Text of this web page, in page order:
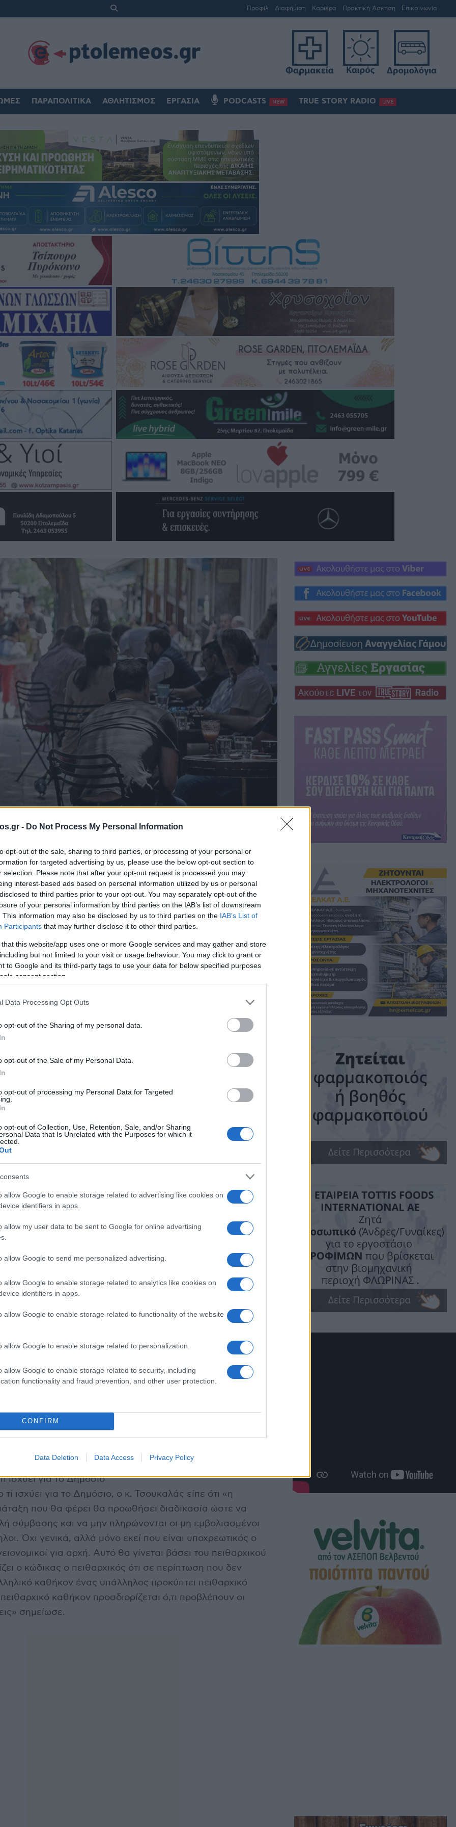
- Do Not Process My Personal Information
opt-out of the sale, sharing to third parties, or processing of your personal or
for targeted advertising by us, please use the below opt-out section to
selection. Please note that after your opt-out request is processed you may
interest-based ads based on personal information utilized by us or personal
to third parties prior to your opt-out. You may separately opt-out of the
of your personal information by third parties on the IAB’s list of downstream
This information may also be disclosed by us to third parties on the IAB’s List of
Participants that may further disclose it to other third parties.
that this website/app uses one or more Google services and may gather and store
but not limited to your visit or usage behaviour. You may click to grant or
to Google and its third-party tags to use your data for below specified purposes
consent section.
Data Processing Opt Outs
opt-out of the Sharing of my personal data.
opt-out of the Sale of my Personal Data.
opt-out of processing my Personal Data for Targeted
opt-out of Collection, Use, Retention, Sale, and/or Sharing
Data that Is Unrelated with the Purposes for which it
allow Google to enable storage related to advertising like cookies on
identifiers in apps.
allow my user data to be sent to Google for online advertising
allow Google to send me personalized advertising.
allow Google to enable storage related to analytics like cookies on
identifiers in apps.
allow Google to enable storage related to functionality of the website
allow Google to enable storage related to personalization.
allow Google to enable storage related to security, including
functionality and fraud prevention, and other user protection.
CONFIRM
Data Deletion Data Access Privacy Policy
Προφίλ Διαφήμιση Καριέρα Πρακτική Άσκηση Επικοινωνία
ΠΑΡΑΠΟΛΙΤΙΚΆ ΑΘΛΗΤΙΣΜΌΣ ΕΡΓΑΣΊΑ PODCASTS NEW TRUE STORY RADIO LIVE
τους
Δημόσιο και
-Οι «ποινές» και
Reading Time: 1 min read
και μάθετε πρώτοι όλες τις ειδήσεις!
το έτερο μισό παραμένει ανεμβολίαστο, βρίσκεται η Ελλάδα
μπαίνουν σταδιακά στο «κόκκινο», προκύπτει μια σειρά
τους χώρους εργασίας και τους πολίτες που παραμένουν
για το Δημόσιο και τον Ιδιωτικό τομέα, μίλησε στην εκπομπή
ισχύει για το Δημόσιο
τί ισχύει για το Δημόσιο, ο κ. Τσουκαλάς είπε ότι «η
που θα φέρει θα προωθήσει διαδικασία ώστε να
σύμβασης και να μην πληρώνονται οι μη εμβολιασμένοι
Όχι γενικά, αλλά μόνο εκεί που είναι υποχρεωτικός ο
για αρχή. Αυτό θα γίνεται βάσει του πειθαρχικού
ο κώδικας ο πειθαρχικός ότι σε περίπτωση που δεν
καθήκον ένας υπάλληλος προκύπτει πειθαρχικό
καθήκον προσδιορίζεται ό,τι προβλέπουν οι
σημείωσε.